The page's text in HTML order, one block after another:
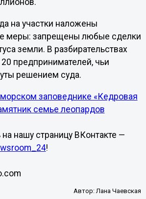
на участки наложены
меры: запрещены любые сделки
земли. В разбирательствах
предпринимателей, чьи
решением суда.
заповеднике «Кедровая
семье леопардов
нашу страницу ВКонтакте —
!
Автор: Лана Чаевская